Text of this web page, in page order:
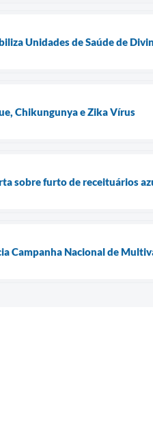
Unidades de Saúde de
Chikungunya e Zika Vírus
sobre furto de receituários
Campanha Nacional de